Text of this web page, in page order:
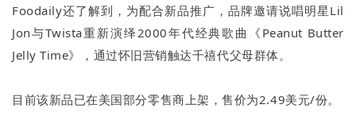
Foodaily还了解到，为配合新品推广，品牌邀请说唱明星Lil
Jon与Twista重新演绎2000年代经典歌曲《Peanut Butter
Jelly Time》，通过怀旧营销触达千禧代父母群体。
目前该新品已在美国部分零售商上架，售价为2.49美元/份。